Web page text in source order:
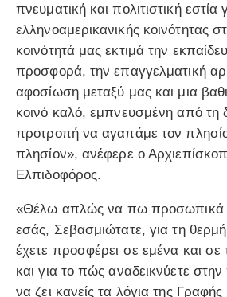
πνευματική και πολιτιστική εστία
ελληνοαμερικανικής κοινότητας
κοινότητά μας εκτιμά την
προσφορά, την επαγγελματική
αφοσίωση μεταξύ μας και μια
κοινό καλό, εμπνευσμένη από τη
προτροπή να αγαπάμε τον
πλησίον», ανέφερε ο
Ελπιδοφόρος.
«Θέλω απλώς να πω προσωπικά
εσάς, Σεβασμιώτατε, για τη
έχετε προσφέρει σε εμένα και σε
και για το πώς αναδεικνύετε στην
να ζει κανείς τα λόγια της